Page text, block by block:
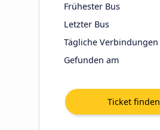
Frühester Bus
Letzter Bus
Tägliche Verbindungen
Gefunden am